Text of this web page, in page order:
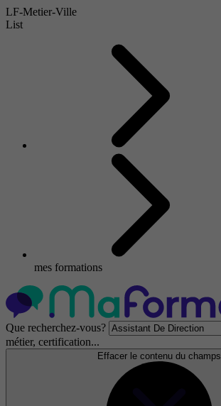
LF-Metier-Ville
List
mes formations
Que recherchez-vous?
métier, certification...
Effacer le contenu du champs